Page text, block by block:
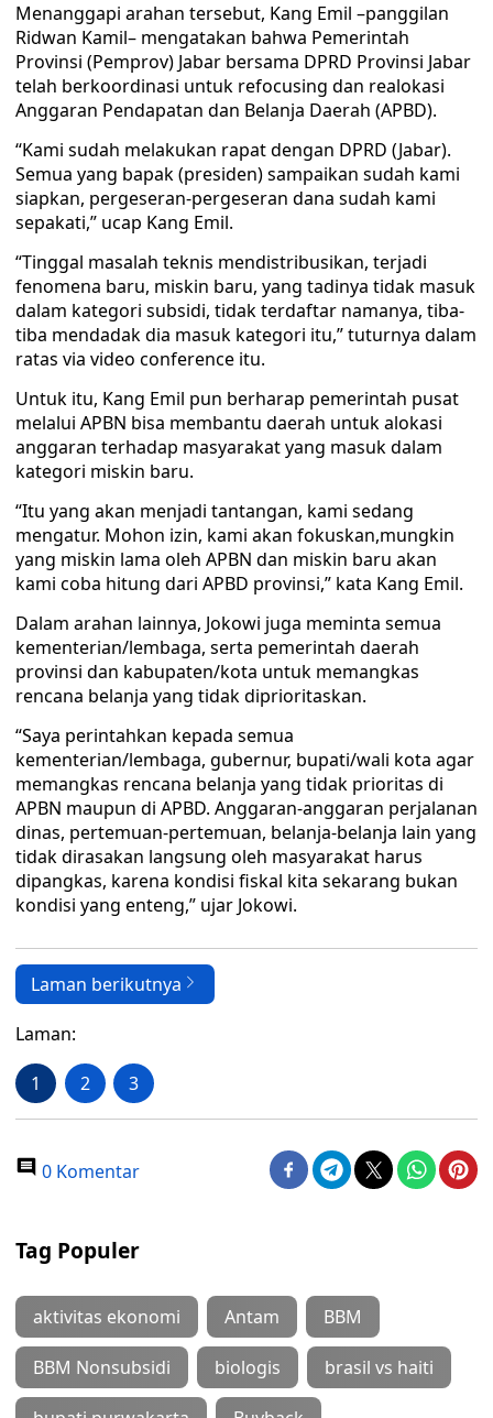
Menanggapi arahan tersebut, Kang Emil –panggilan
Ridwan Kamil– mengatakan bahwa Pemerintah
Provinsi (Pemprov) Jabar bersama DPRD Provinsi Jabar
telah berkoordinasi untuk refocusing dan realokasi
Anggaran Pendapatan dan Belanja Daerah (APBD).
“Kami sudah melakukan rapat dengan DPRD (Jabar).
Semua yang bapak (presiden) sampaikan sudah kami
siapkan, pergeseran-pergeseran dana sudah kami
sepakati,” ucap Kang Emil.
“Tinggal masalah teknis mendistribusikan, terjadi
fenomena baru, miskin baru, yang tadinya tidak masuk
dalam kategori subsidi, tidak terdaftar namanya, tiba-
tiba mendadak dia masuk kategori itu,” tuturnya dalam
ratas via video conference itu.
Untuk itu, Kang Emil pun berharap pemerintah pusat
melalui APBN bisa membantu daerah untuk alokasi
anggaran terhadap masyarakat yang masuk dalam
kategori miskin baru.
“Itu yang akan menjadi tantangan, kami sedang
mengatur. Mohon izin, kami akan fokuskan,mungkin
yang miskin lama oleh APBN dan miskin baru akan
kami coba hitung dari APBD provinsi,” kata Kang Emil.
Dalam arahan lainnya, Jokowi juga meminta semua
kementerian/lembaga, serta pemerintah daerah
provinsi dan kabupaten/kota untuk memangkas
rencana belanja yang tidak diprioritaskan.
“Saya perintahkan kepada semua
kementerian/lembaga, gubernur, bupati/wali kota agar
memangkas rencana belanja yang tidak prioritas di
APBN maupun di APBD. Anggaran-anggaran perjalanan
dinas, pertemuan-pertemuan, belanja-belanja lain yang
tidak dirasakan langsung oleh masyarakat harus
dipangkas, karena kondisi fiskal kita sekarang bukan
kondisi yang enteng,” ujar Jokowi.
Laman berikutnya
Laman:
1 2 3
0 Komentar
Tag Populer
aktivitas ekonomi Antam BBM
BBM Nonsubsidi biologis brasil vs haiti